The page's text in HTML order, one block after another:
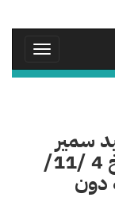
Toggle
سمير
صالح من مواليد إسرائيل بتاريخ 4 /11/
دون